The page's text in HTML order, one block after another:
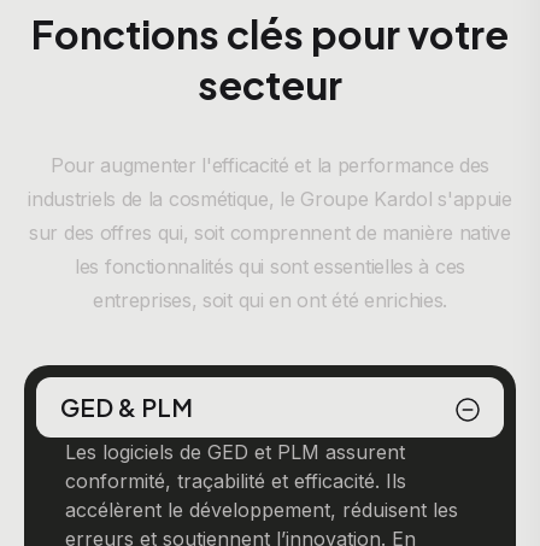
Fonctions clés pour votre
secteur
Pour augmenter l'efficacité et la performance des
industriels de la cosmétique, le Groupe Kardol s'appuie
sur des offres qui, soit comprennent de manière native
les fonctionnalités qui sont essentielles à ces
entreprises, soit qui en ont été enrichies.
GED & PLM
Les logiciels de GED et PLM assurent
conformité, traçabilité et efficacité. Ils
accélèrent le développement, réduisent les
erreurs et soutiennent l’innovation. En